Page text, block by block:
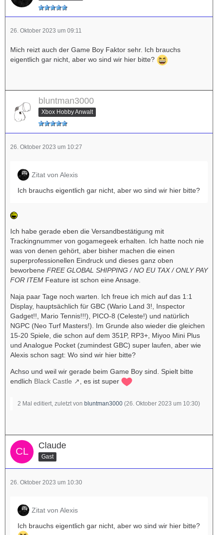
26. Oktober 2023 um 09:11
Mich reizt auch der Game Boy Faktor sehr. Ich brauchs
eigentlich gar nicht, aber wo sind wir hier bitte?
bluntman3000
Xbox Hobby Anwalt
26. Oktober 2023 um 10:27
Zitat von Alexis
Ich brauchs eigentlich gar nicht, aber wo sind wir hier bitte?
Ich habe gerade eben die Versandbestätigung mit
Trackingnummer von gogamegeek erhalten. Ich hatte noch nie
was von denen gehört, aber bisher machen die einen
superprofessionellen Eindruck und dieses ganz oben
beworbene FREE GLOBAL SHIPPING / NO EU TAX / ONLY PAY
FOR ITEM Feature ist schon eine Ansage.
Naja paar Tage noch warten. Ich freue ich mich auf das 1:1
Display, hauptsächlich für GBC (Wario Land 3!, Inspector
Gadget!!, Mario Tennis!!!), PICO-8 (Celeste!) und natürlich
NGPC (Neo Turf Masters!). Im Grunde also wieder die gleichen
15-20 Spiele, die schon auf dem 351P, RP3+, Miyoo Mini Plus
und Analogue Pocket (zumindest GBC) super laufen, aber wie
Alexis schon sagt: Wo sind wir hier bitte?
Achso und weil wir gerade beim Game Boy sind. Spielt bitte
endlich Black Castle , es ist super
2 Mal editiert, zuletzt von bluntman3000 (26. Oktober 2023 um 10:30)
Claude
Gast
26. Oktober 2023 um 10:30
Zitat von Alexis
Ich brauchs eigentlich gar nicht, aber wo sind wir hier bitte?